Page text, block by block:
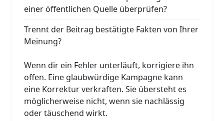
einer öffentlichen Quelle überprüfen?
Trennt der Beitrag bestätigte Fakten von Ihrer
Meinung?
Wenn dir ein Fehler unterläuft, korrigiere ihn
offen. Eine glaubwürdige Kampagne kann
eine Korrektur verkraften. Sie übersteht es
möglicherweise nicht, wenn sie nachlässig
oder täuschend wirkt.